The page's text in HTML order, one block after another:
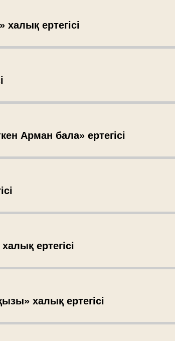
халық ертегісі
Арман бала» ертегісі
ертегісі
халық ертегісі